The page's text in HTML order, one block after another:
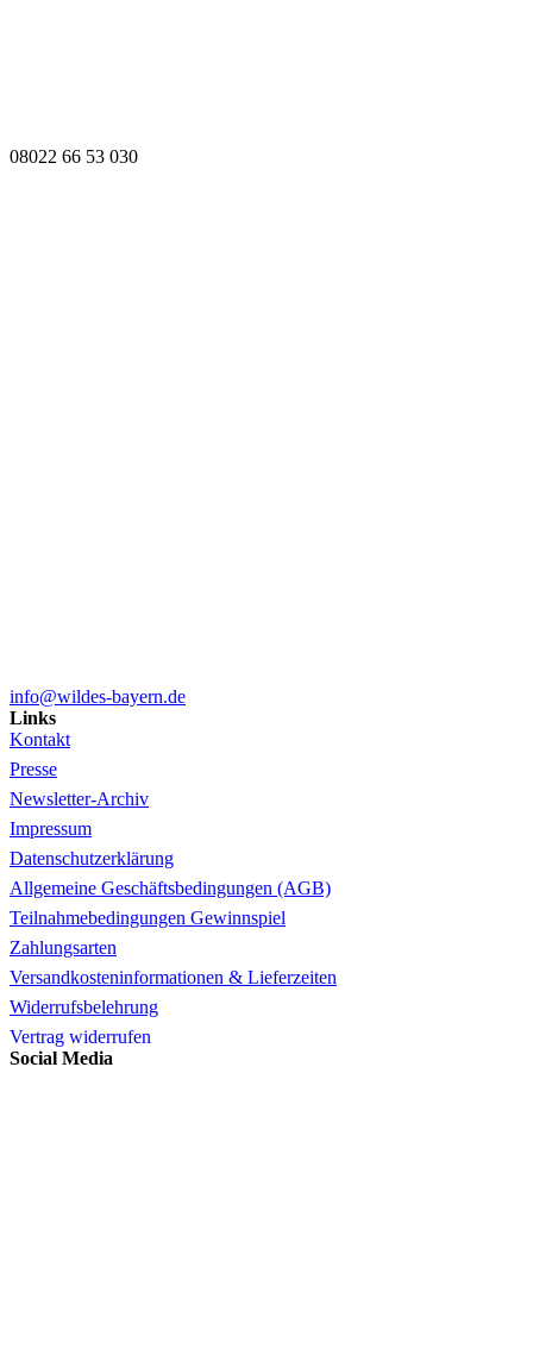
08022 66 53 030
info@wildes-bayern.de
Links
Kontakt
Presse
Newsletter-Archiv
Impressum
Datenschutzerklärung
Allgemeine Geschäftsbedingungen (AGB)
Teilnahmebedingungen Gewinnspiel
Zahlungsarten
Versandkosteninformationen & Lieferzeiten
Widerrufsbelehrung
Vertrag widerrufen
Social Media